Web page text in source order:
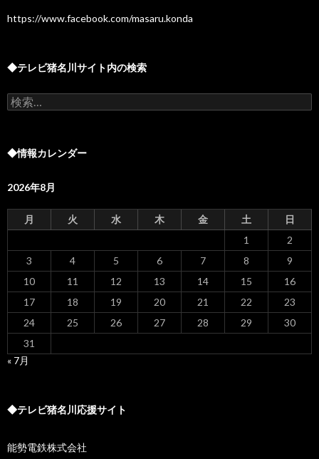
https://www.facebook.com/masaru.konda
◆テレビ猪名川サイト内の検索
検
索:
◆情報カレンダー
2026年8月
月 火 水 木 金 土
日
1
2
3
4 5 6 7 8
9
10
11 12 13 14 15
16
17
18 19 20 21 22
23
24
25 26 27 28 29
30
31
« 7月
◆テレビ猪名川応援サイト
能勢電鉄株式会社